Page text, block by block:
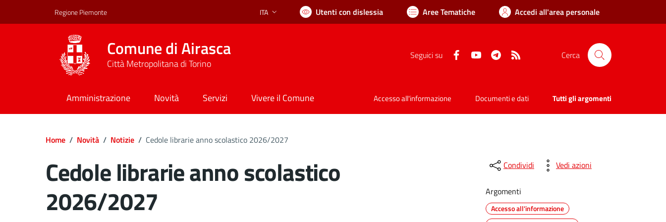
Regione Piemonte Lingua attiva:
ITA Utenti con dislessia Aree Tematiche Accedi all'area personale
Comune di Airasca
Città Metropolitana di Torino
Seguici su FacebookYouTube Telegram Cerca
Amministrazione Novità Servizi Vivere il Comune Accesso all'informazione Documenti e dati Tutti gli argomenti
Home / Novità / Notizie / Cedole librarie anno scolastico 2026/2027
Cedole librarie anno scolastico
2026/2027
Condividi Vedi azioni
Argomenti
Accesso all'informazione